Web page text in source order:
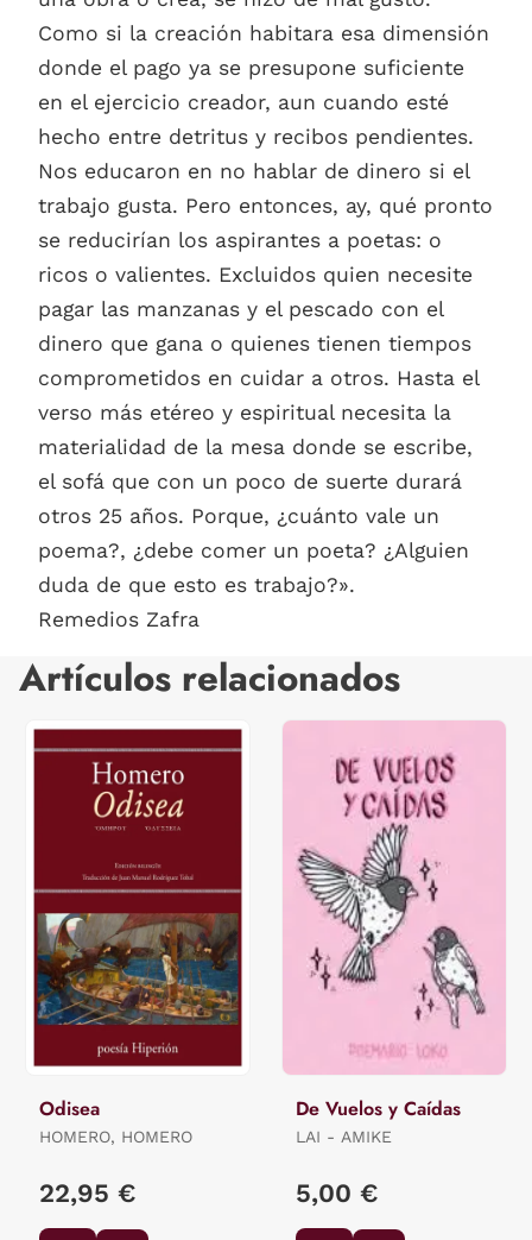
Como si la creación habitara esa dimensión
donde el pago ya se presupone suficiente
en el ejercicio creador, aun cuando esté
hecho entre detritus y recibos pendientes.
Nos educaron en no hablar de dinero si el
trabajo gusta. Pero entonces, ay, qué pronto
se reducirían los aspirantes a poetas: o
ricos o valientes. Excluidos quien necesite
pagar las manzanas y el pescado con el
dinero que gana o quienes tienen tiempos
comprometidos en cuidar a otros. Hasta el
verso más etéreo y espiritual necesita la
materialidad de la mesa donde se escribe,
el sofá que con un poco de suerte durará
otros 25 años. Porque, ¿cuánto vale un
poema?, ¿debe comer un poeta? ¿Alguien
duda de que esto es trabajo?».
Remedios Zafra
Artículos relacionados
Odisea
HOMERO, HOMERO
22,95 €
De Vuelos y Caídas
LAI - AMIKE
5,00 €